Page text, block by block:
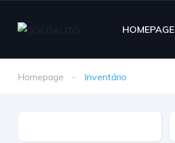
HOMEPAGE
Homepage Inventário